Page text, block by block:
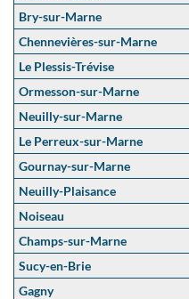
Bry-sur-Marne
Chennevières-sur-Marne
Le Plessis-Trévise
Ormesson-sur-Marne
Neuilly-sur-Marne
Le Perreux-sur-Marne
Gournay-sur-Marne
Neuilly-Plaisance
Noiseau
Champs-sur-Marne
Sucy-en-Brie
Gagny